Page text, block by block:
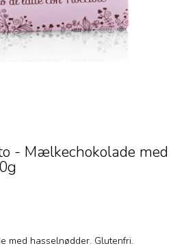
- Mælkechokolade med
med hasselnødder. Glutenfri.